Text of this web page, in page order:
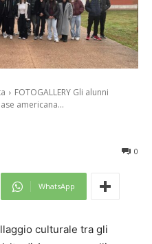
FOTOGALLERY Gli alunni
americana...
0
WhatsApp
culturale tra gli